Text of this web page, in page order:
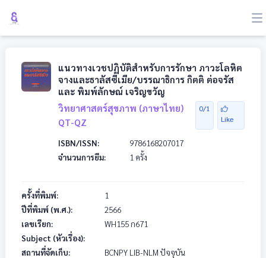
แนวทางเวชปฏิบัติสำหรับการรักษา ภาวะโลหิต
จางและธาลัสซีเมีย/บรรณาธิการ กิตติ ต่อจรัส
และ พิมพ์ลักษณ์ เจริญขวัญ
วิทยาศาสตร์สุขภาพ (ภาษาไทย)
QT-QZ
0/1
Like
ISBN/ISSN:
9786168207017
จำนวนการยืม:
1 ครั้ง
ครั้งที่พิมพ์:
1
ปีที่พิมพ์ (พ.ศ.):
2566
เลขเรียก:
WH155ก671
Subject (หัวเรื่อง):
สถานที่จัดเก็บ:
BCNPY LIB-NLM ปัจจุบัน